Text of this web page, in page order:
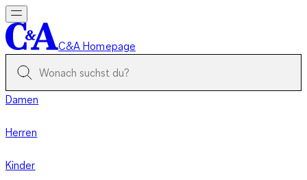
C&A Homepage
Damen
Herren
Kinder